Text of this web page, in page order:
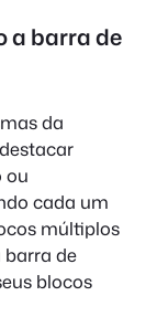
a barra de
da
ou
cada um
múltiplos
barra de
blocos